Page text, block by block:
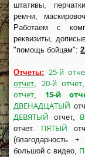
штативы,
ремни,
Работаем с
реквизиты,
"помощь бойцам":
Отчеты: 25-й
отчет, 20-й отчет,
отчет, 15-й
ДВЕНАДЦАТЫЙ
ДЕВЯТЫЙ отчет,
отчет. ПЯТЫЙ
(благодарность
большой с видео,